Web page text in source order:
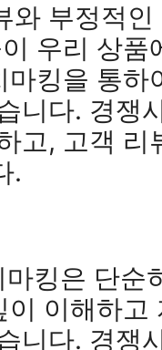
와 부정적인
우리 상품
킹을 통하
니다. 경쟁
고, 고객 리
.
킹은 단순
이해하고
니다. 경쟁